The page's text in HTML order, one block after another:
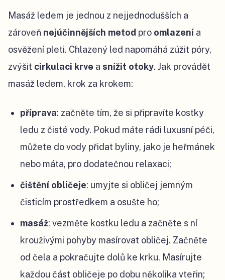
Masáž ledem je jednou z nejjednodušších a
zároveň nejúčinnějších metod pro omlazení a
osvěžení pleti. Chlazený led napomáhá zúžit póry,
zvýšit cirkulaci krve a snížit otoky. Jak provádět
masáž ledem, krok za krokem:
příprava: začněte tím, že si připravíte kostky
ledu z čisté vody. Pokud máte rádi luxusní péči,
můžete do vody přidat byliny, jako je heřmánek
nebo máta, pro dodatečnou relaxaci;
čištění obličeje: umyjte si obličej jemným
čisticím prostředkem a osušte ho;
masáž: vezměte kostku ledu a začněte s ní
krouživými pohyby masírovat obličej. Začněte
od čela a pokračujte dolů ke krku. Masírujte
každou část obličeje po dobu několika vteřin;